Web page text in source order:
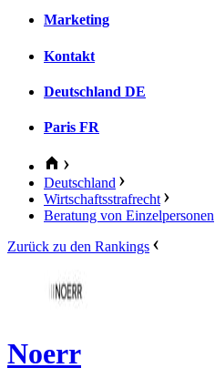
Marketing
Kontakt
Deutschland DE
Paris FR
Deutschland
Wirtschaftsstrafrecht
Beratung von Einzelpersonen
Zurück zu den Rankings
Noerr